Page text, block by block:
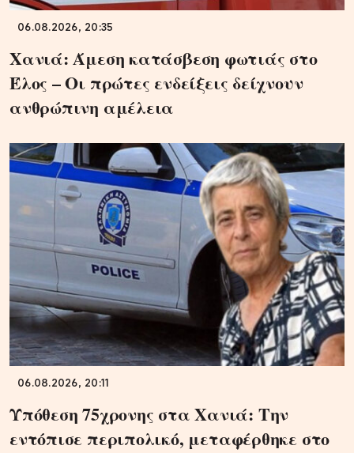
06.08.2026, 20:35
Χανιά: Άμεση κατάσβεση φωτιάς στο
Έλος – Οι πρώτες ενδείξεις δείχνουν
ανθρώπινη αμέλεια
06.08.2026, 20:11
Υπόθεση 75χρονης στα Χανιά: Την
εντόπισε περιπολικό, μεταφέρθηκε στο